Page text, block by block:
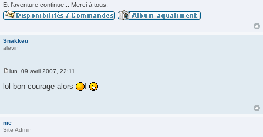
Et l'aventure continue... Merci à tous.
Snakkeu
alevin
e
s
lun. 09 avril 2007, 22:11
lol bon courage alors !
nic
Site Admin